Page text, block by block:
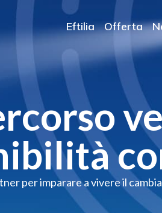
Eftilia Offerta
per imparare a vivere il